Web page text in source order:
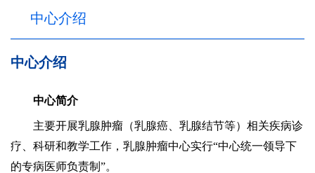
中心介绍
中心介绍
中心简介
主要开展乳腺肿瘤（乳腺癌、乳腺结节等）相关疾病诊
疗、科研和教学工作，乳腺肿瘤中心实行“中心统一领导下
的专病医师负责制”。